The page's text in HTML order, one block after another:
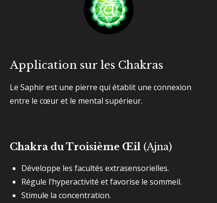
Application sur les Chakras
Le Saphir est une pierre qui établit une connexion
entre le cœur et le mental supérieur.
Chakra du Troisième Œil (Ajna)
Développe les facultés extrasensorielles.
Régule l’hyperactivité et favorise le sommeil.
Stimule la concentration.